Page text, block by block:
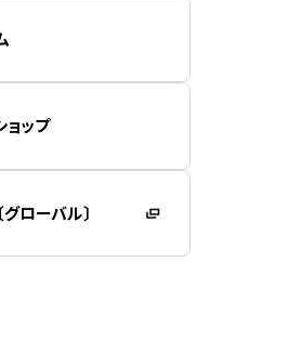
ョップ
ローバル〕